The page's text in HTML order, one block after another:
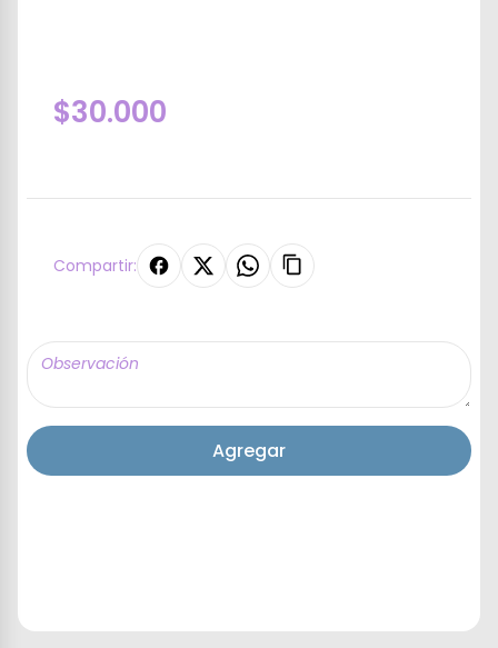
$30.000
Compartir:
Agregar